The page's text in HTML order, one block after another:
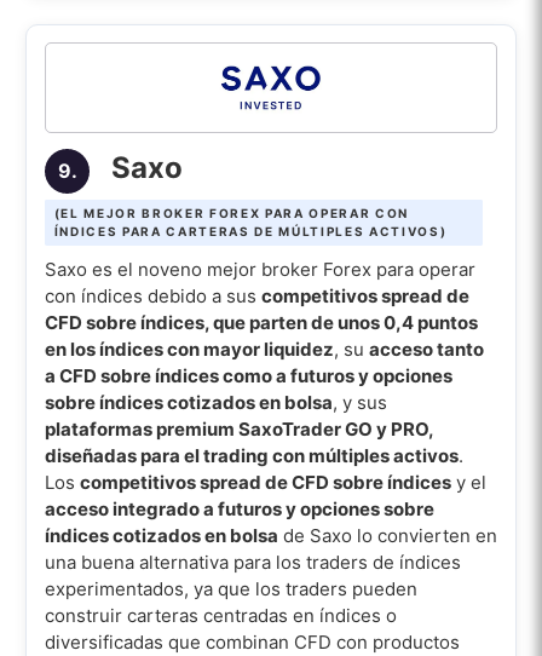
9. Saxo
(EL MEJOR BROKER FOREX PARA OPERAR CON
ÍNDICES PARA CARTERAS DE MÚLTIPLES ACTIVOS)
Saxo es el noveno mejor broker Forex para operar
con índices debido a sus competitivos spread de
CFD sobre índices, que parten de unos 0,4 puntos
en los índices con mayor liquidez, su acceso tanto
a CFD sobre índices como a futuros y opciones
sobre índices cotizados en bolsa, y sus
plataformas premium SaxoTrader GO y PRO,
diseñadas para el trading con múltiples activos.
Los competitivos spread de CFD sobre índicesy el
acceso integrado a futuros y opciones sobre
índices cotizados en bolsa de Saxo lo convierten en
una buena alternativa para los traders de índices
experimentados, ya que los traders pueden
construir carteras centradas en índices o
diversificadas que combinan CFD con productos